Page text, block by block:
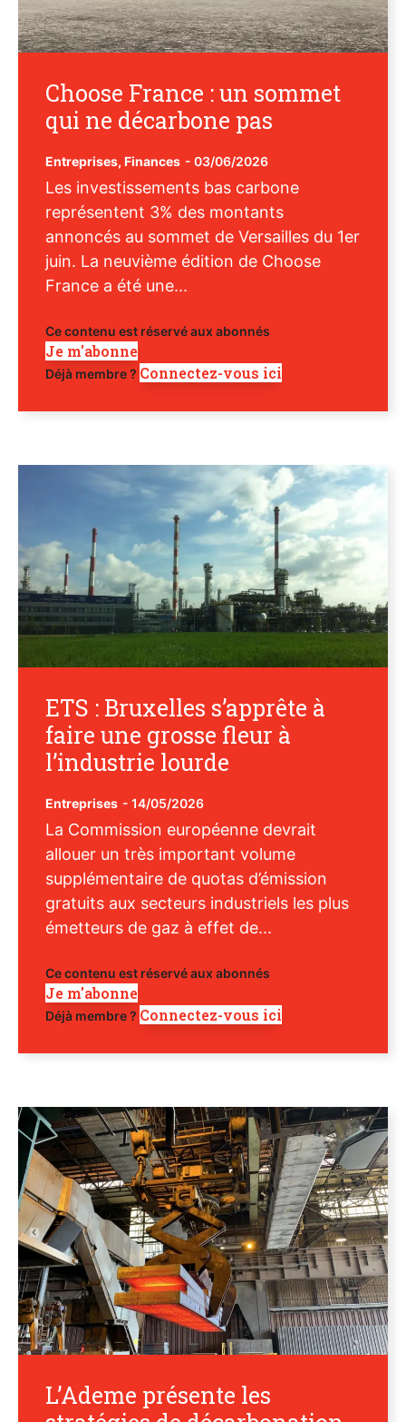
Choose France : un sommet
qui ne décarbone pas
Entreprises, Finances - 03/06/2026
Les investissements bas carbone
représentent 3% des montants
annoncés au sommet de Versailles du 1er
juin. La neuvième édition de Choose
France a été une...
Ce contenu est réservé aux abonnés
Je m'abonne
Déjà membre ? Connectez-vous ici
ETS : Bruxelles s’apprête à
faire une grosse fleur à
l’industrie lourde
Entreprises - 14/05/2026
La Commission européenne devrait
allouer un très important volume
supplémentaire de quotas d’émission
gratuits aux secteurs industriels les plus
émetteurs de gaz à effet de...
Ce contenu est réservé aux abonnés
Je m'abonne
Déjà membre ? Connectez-vous ici
L’Ademe présente les